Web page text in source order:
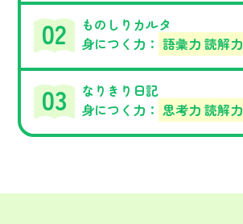
ものしりカルタ
身につく力： 語彙力 読解力
なりきり日記
身につく力： 思考力 読解力